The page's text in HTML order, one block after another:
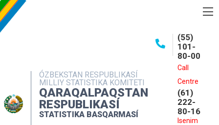
ÓZBEKSTAN RESPUBLIKASÍ
MILLIY STATISTIKA KOMITETI
QARAQALPAQSTAN
RESPUBLIKASÍ
STATISTIKA BASQARMASÍ
(55)
101-
80-00
Call
Centre
(61)
222-
80-16
Isenim
INTERAKTIV XIZMETLER
MÁLIMLEME XIZMETI
MÚRÁJAATLAR